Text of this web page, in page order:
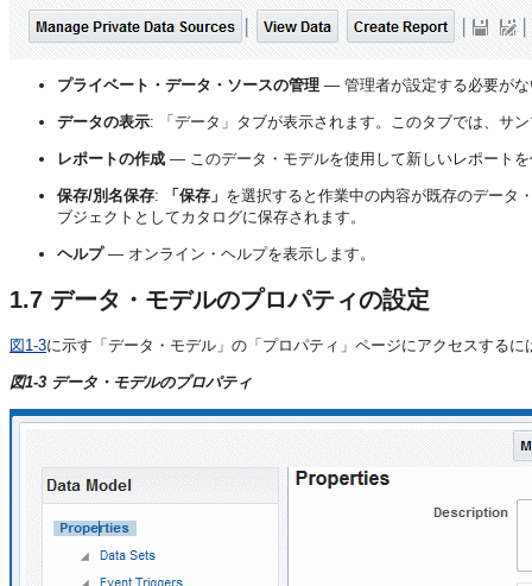
プライベート・データ・ソースの管理 — 管理者が設定する必要がな
データの表示: 「データ」タブが表示されます。このタブでは、サ
レポートの作成 — このデータ・モデルを使用して新しいレポート
保存/別名保存: 「保存」 を選択すると作業中の内容が既存のデータ
ブジェクトとしてカタログに保存されます。
ヘルプ— オンライン・ヘルプを表示します。
1.7 データ・モデルのプロパティの設定
図1-3に示す「データ・モデル」の「プロパティ」ページにアクセスする
図1-3 データ・モデルのプロパティ